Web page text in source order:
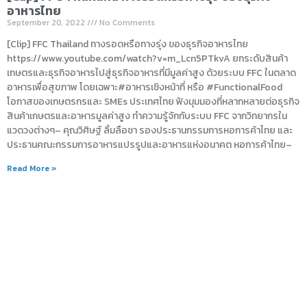
อาหารไทย
September 20, 2022 No Comments
[Clip] FFC Thailand ทางรอดหรือทางรุ่ง ของธุรกิจอาหารไทย
https://www.youtube.com/watch?v=m_Lcn5PTkvA ยกระดับสินค้า
เกษตรและธุรกิจอาหารไปสู่ธุรกิจอาหารที่มีมูลค่าสูง ด้วยระบบ FFC ในตลาด
อาหารเพื่อสุขภาพ โดยเฉพาะ#อาหารเชิงหน้าที่ หรือ #FunctionalFood
โอกาสของเกษตรกรและ SMEs ประเทศไทย ฟังมุมมองที่หลากหลายต่อธุรกิจ
สินค้าเกษตรและอาหารมูลค่าสูง ทำความรู้จักกับระบบ FFC จากวิทยากรใน
แวดวงต่างๆ– คุณวิศิษฐ์ ลิ้มลือชา รองประธานกรรมการหอการค้าไทย และ
ประธานคณะกรรมการอาหารแปรรูปและอาหารแห่งอนาคต หอการค้าไทย–
Read More »